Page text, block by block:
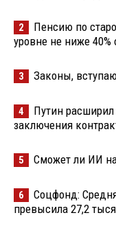
2
Пенсию по
уровне не ниже 40%
3 Законы,
4
Путин
заключения
5 Сможет ли ИИ
6
Соцфонд:
превысила 27,2